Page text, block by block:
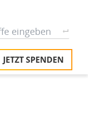
JETZT SPENDEN